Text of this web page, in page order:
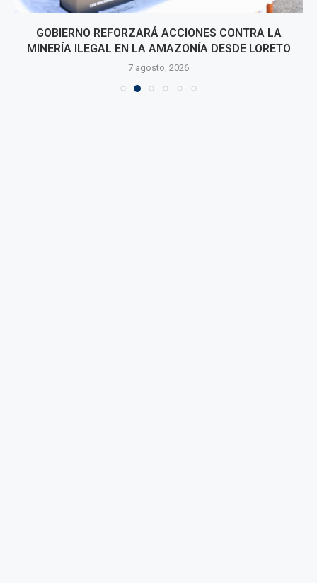
GOBIERNO REFORZARÁ ACCIONES CONTRA LA
MINERÍA ILEGAL EN LA AMAZONÍA DESDE LORETO
7 agosto, 2026